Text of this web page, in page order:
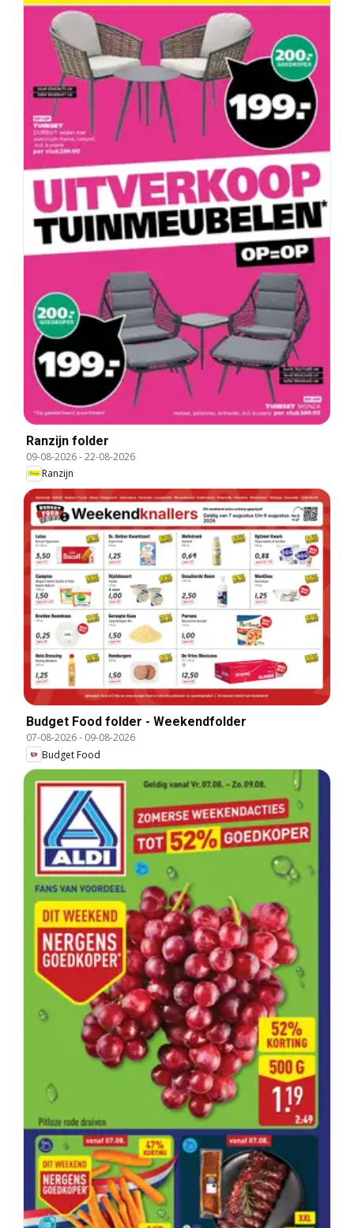
Ranzijn folder
09-08-2026-22-08-2026
Ranzijn
Budget Food folder - Weekendfolder
07-08-2026- 09-08-2026
Budget Food